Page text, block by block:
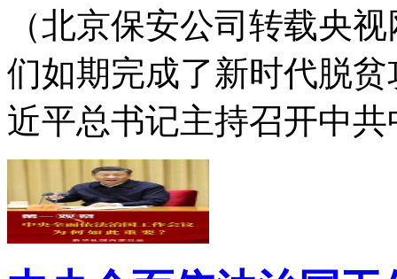
（北京保安公司转载央
们如期完成了新时代脱
近平总书记主持召开中